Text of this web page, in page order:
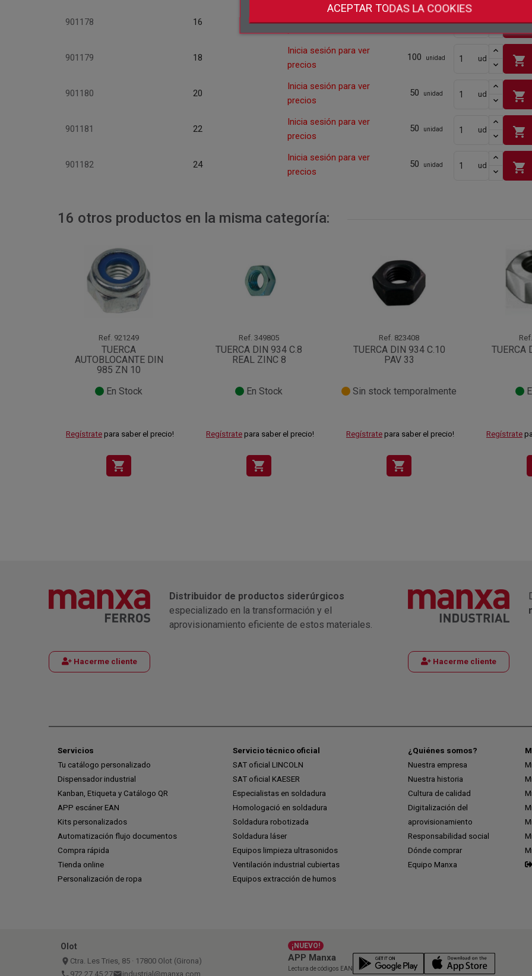
ACEPTAR TODAS LA COOKIES
901178 16
Inicia sesión para ver
100 unidad ud shopping_cart
901179 18
Inicia sesión para ver
precios
100 unidad ud shopping_cart
901180 20
Inicia sesión para ver
precios
50 unidad ud shopping_cart
901181 22
Inicia sesión para ver
precios
50 unidad ud shopping_cart
901182 24
Inicia sesión para ver
precios
50 unidad ud shopping_cart
16 otros productos en la misma categoría:
Ref. 921249
TUERCA
AUTOBLOCANTE DIN
985 ZN 10
En Stock
Regístrate para saber el precio!
shopping_cart
Ref. 349805
TUERCA DIN 934 C.8
REAL ZINC 8
En Stock
Regístrate para saber el precio!
shopping_cart
Ref. 823408
TUERCA DIN 934 C.10
PAV 33
Sin stock temporalmente
Regístrate para saber el precio!
shopping_cart
Ref.
TUERCA
Regístrate
Hacerme cliente
Distribuidor de productos siderúrgicos
especializado en la transformación y el
aprovisionamiento eficiente de estos materiales.
Hacerme cliente
Servicios
Tu catálogo personalizado
Dispensador industrial
Kanban, Etiqueta y Catálogo QR
APP escáner EAN
Kits personalizados
Automatización flujo documentos
Compra rápida
Tienda online
Personalización de ropa
Servicio técnico oficial
SAT oficial LINCOLN
SAT oficial KAESER
Especialistas en soldadura
Homologació en soldadura
Soldadura robotizada
Soldadura láser
Equipos limpieza ultrasonidos
Ventilación industrial cubiertas
Equipos extracción de humos
¿Quiénes somos?
Nuestra empresa
Nuestra historia
Cultura de calidad
Digitalización del
aprovisionamiento
Responsabilidad social
Dónde comprar
Equipo Manxa
Olot
place Ctra. Les Tries, 85 · 17800 Olot (Girona)
972 27 45 27 industrial@manxa.com
¡NUEVO!
APP Manxa
Lectura de códigos EAN